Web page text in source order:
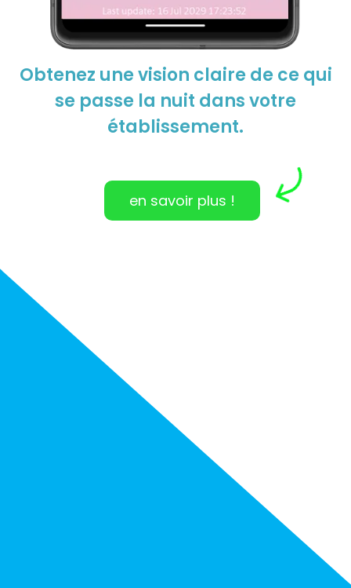
Obtenez une vision claire de ce qui
se passe la nuit dans votre
établissement.
en savoir plus !